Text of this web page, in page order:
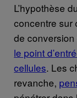
L’hypothèse
concentre sur
de conversion
le point
cellules. Les
revanche,